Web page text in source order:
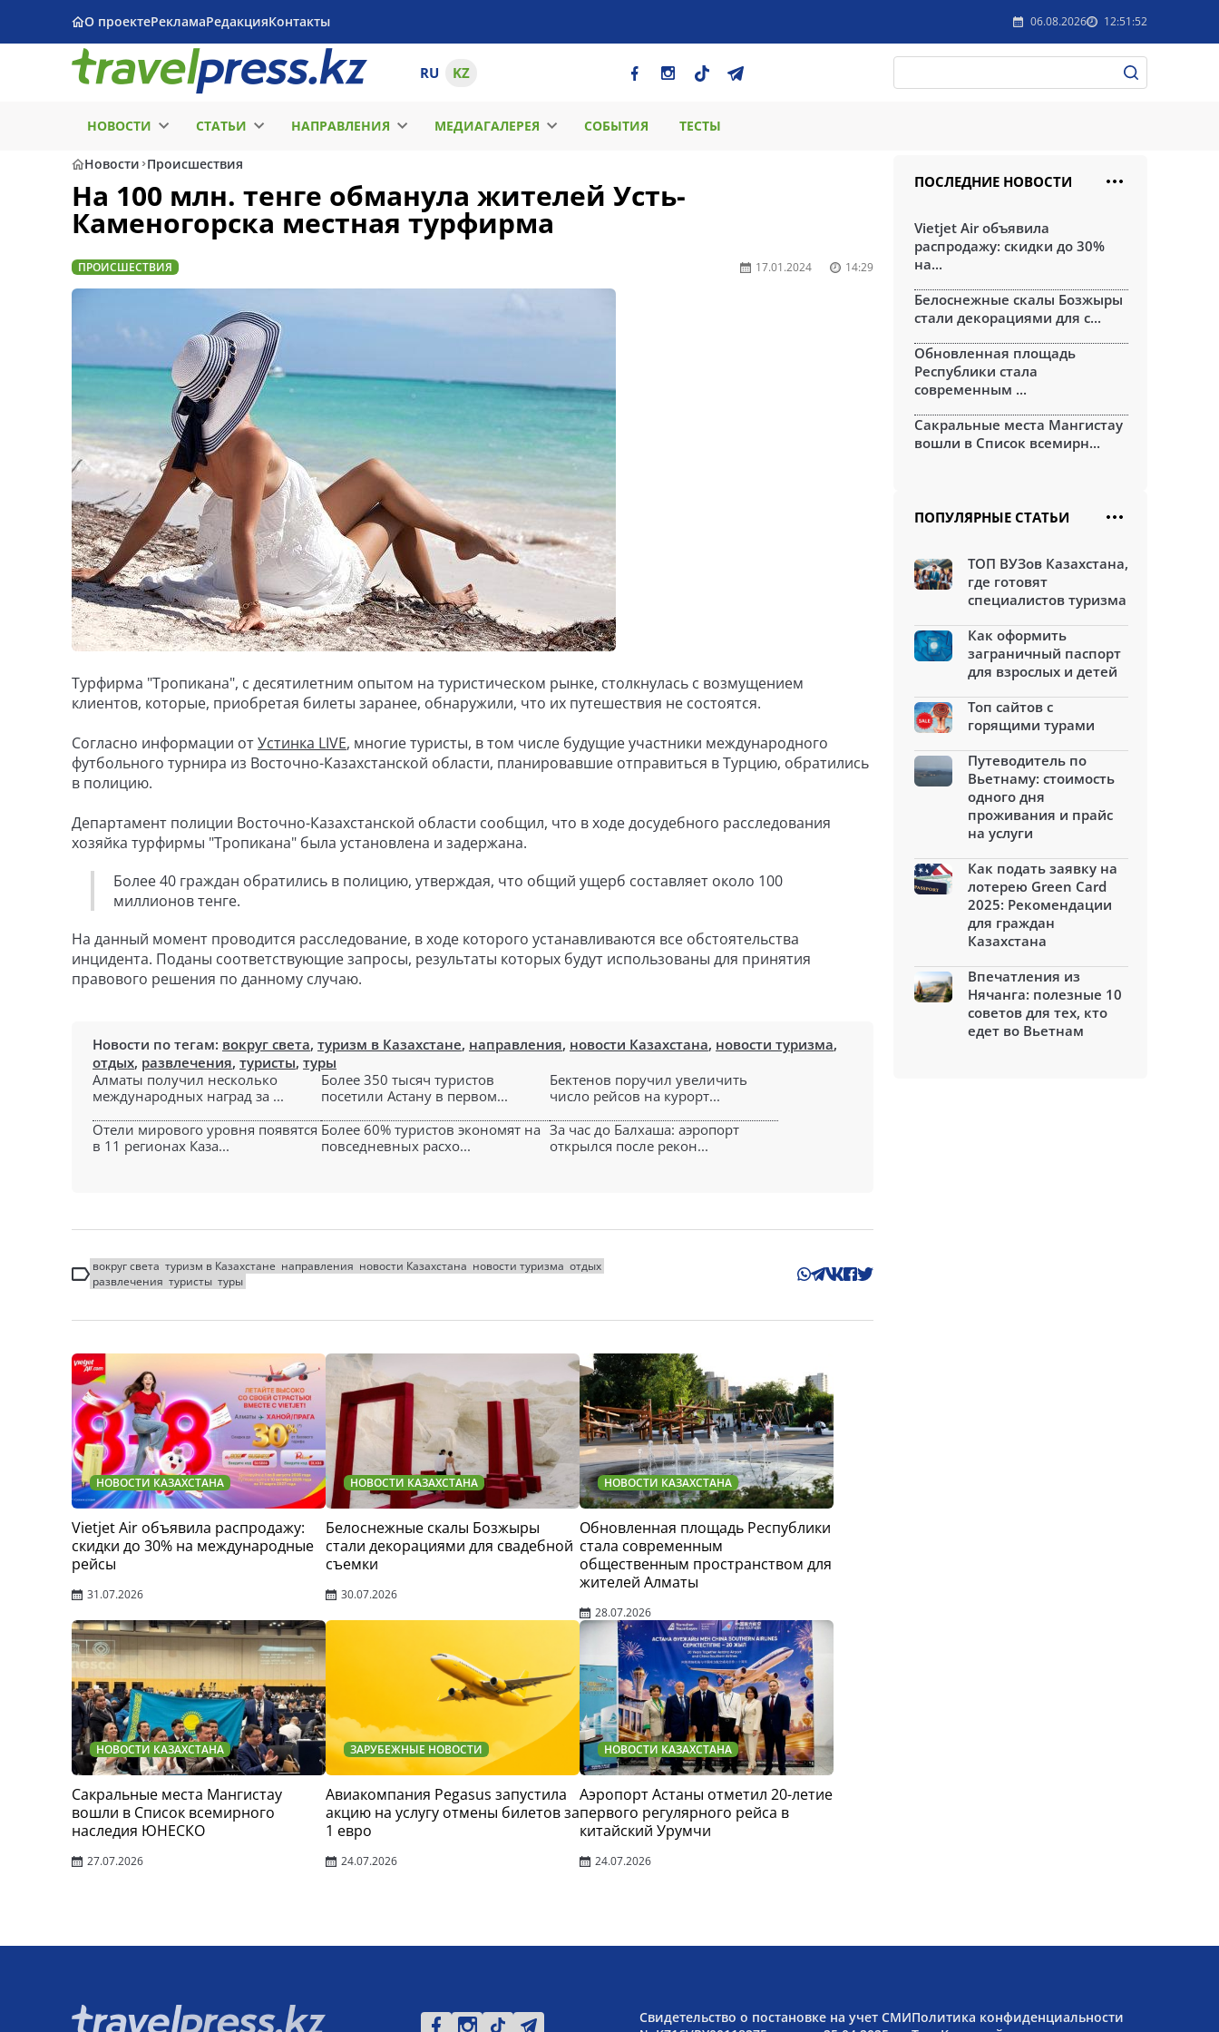
О проектеРекламаРедакцияКонтакты 06.08.2026 12:51:52
RU KZ
НОВОСТИ СТАТЬИ НАПРАВЛЕНИЯ МЕДИАГАЛЕРЕЯ СОБЫТИЯ ТЕСТЫ
Новости Происшествия
На 100 млн. тенге обманула жителей Усть-
Каменогорска местная турфирма
ПРОИСШЕСТВИЯ 17.01.2024 14:29
Турфирма "Тропикана", с десятилетним опытом на туристическом рынке, столкнулась с возмущением
клиентов, которые, приобретая билеты заранее, обнаружили, что их путешествия не состоятся.
Согласно информации отУстинка LIVE, многие туристы, в том числе будущие участники международного
футбольного турнира из Восточно-Казахстанской области, планировавшие отправиться в Турцию, обратились
в полицию.
Департамент полиции Восточно-Казахстанской области сообщил, что в ходе досудебного расследования
хозяйка турфирмы "Тропикана" была установлена и задержана.
Более 40 граждан обратились в полицию, утверждая, что общий ущерб составляет около 100
миллионов тенге.
На данный момент проводится расследование, в ходе которого устанавливаются все обстоятельства
инцидента. Поданы соответствующие запросы, результаты которых будут использованы для принятия
правового решения по данному случаю.
Новости по тегам: вокруг света, туризм в Казахстане, направления, новости Казахстана, новости туризма,
отдых, развлечения, туристы, туры
Алматы получил несколько
международных наград за ...
Более 350 тысяч туристов
посетили Астану в первом...
Бектенов поручил увеличить
число рейсов на курорт...
Отели мирового уровня появятся
в 11 регионах Каза...
Более 60% туристов экономят на
повседневных расхо...
За час до Балхаша: аэропорт
открылся после рекон...
вокруг света туризм в Казахстане направления новости Казахстана новости туризма отдых
развлечения туристы туры
НОВОСТИ КАЗАХСТАНА
Vietjet Air объявила распродажу:
скидки до 30% на международные
рейсы
31.07.2026
НОВОСТИ КАЗАХСТАНА
Белоснежные скалы Бозжыры
стали декорациями для свадебной
съемки
30.07.2026
НОВОСТИ КАЗАХСТАНА
Обновленная площадь Республики
стала современным
общественным пространством для
жителей Алматы
28.07.2026
НОВОСТИ КАЗАХСТАНА
Сакральные места Мангистау
вошли в Список всемирного
наследия ЮНЕСКО
27.07.2026
ЗАРУБЕЖНЫЕ НОВОСТИ
Авиакомпания Pegasus запустила
акцию на услугу отмены билетов за
1 евро
24.07.2026
НОВОСТИ КАЗАХСТАНА
Аэропорт Астаны отметил 20-летие
первого регулярного рейса в
китайский Урумчи
24.07.2026
ПОСЛЕДНИЕ НОВОСТИ
Vietjet Air объявила
распродажу: скидки до 30%
на...
Белоснежные скалы Бозжыры
стали декорациями для с...
Обновленная площадь
Республики стала
современным ...
Сакральные места Мангистау
вошли в Список всемирн...
ПОПУЛЯРНЫЕ СТАТЬИ
ТОП ВУЗов Казахстана,
где готовят
специалистов туризма
Как оформить
заграничный паспорт
для взрослых и детей
Топ сайтов с
горящими турами
Путеводитель по
Вьетнаму: стоимость
одного дня
проживания и прайс
на услуги
Как подать заявку на
лотерею Green Card
2025: Рекомендации
для граждан
Казахстана
Впечатления из
Нячанга: полезные 10
советов для тех, кто
едет во Вьетнам
Свидетельство о постановке на учет СМИПолитика конфиденциальности